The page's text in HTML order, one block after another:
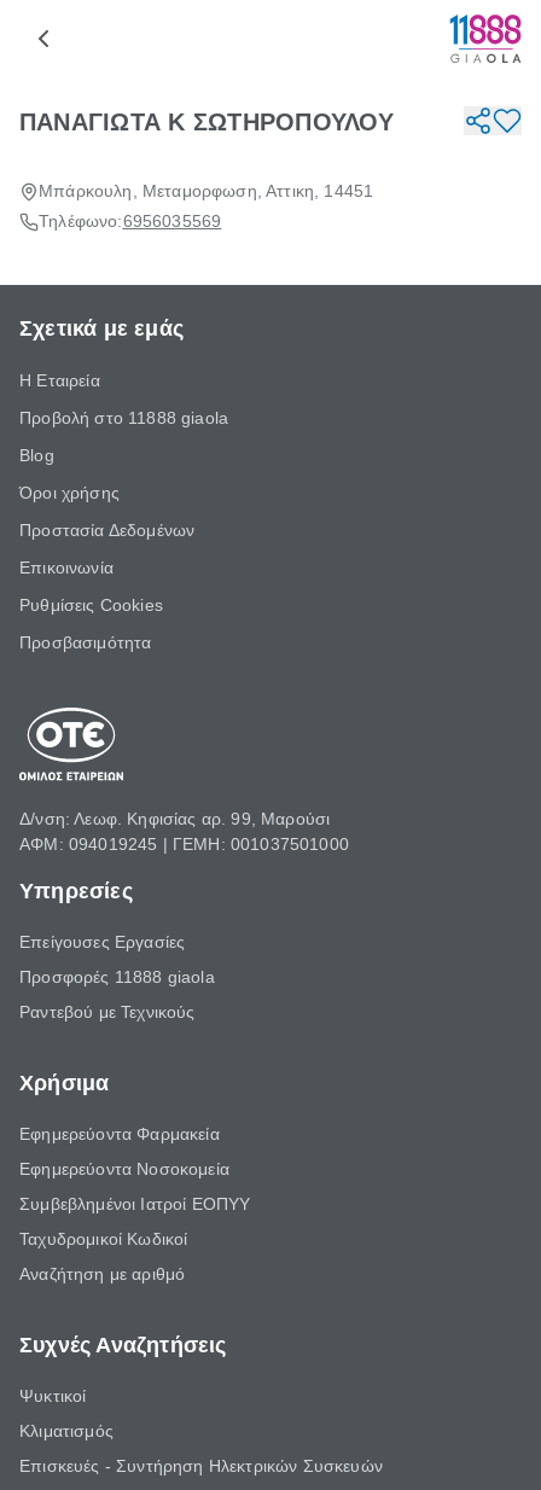
ΠΑΝΑΓΙΩΤΑ Κ ΣΩΤΗΡΟΠΟΥΛΟΥ
Μπάρκουλη, Μεταμορφωση, Αττικη, 14451
Τηλέφωνο:6956035569
Σχετικά με εμάς
Η Εταιρεία
Προβολή στο 11888 giaola
Blog
Όροι χρήσης
Προστασία Δεδομένων
Επικοινωνία
Ρυθμίσεις Cookies
Προσβασιμότητα
Δ/νση: Λεωφ. Κηφισίας αρ. 99, Μαρούσι
ΑΦΜ: 094019245 | ΓΕΜΗ: 001037501000
Υπηρεσίες
Επείγουσες Εργασίες
Προσφορές 11888 giaola
Ραντεβού με Τεχνικούς
Χρήσιμα
Εφημερεύοντα Φαρμακεία
Εφημερεύοντα Νοσοκομεία
Συμβεβλημένοι Ιατροί ΕΟΠΥΥ
Ταχυδρομικοί Κωδικοί
Αναζήτηση με αριθμό
Συχνές Αναζητήσεις
Ψυκτικοί
Κλιματισμός
Επισκευές - Συντήρηση Ηλεκτρικών Συσκευών